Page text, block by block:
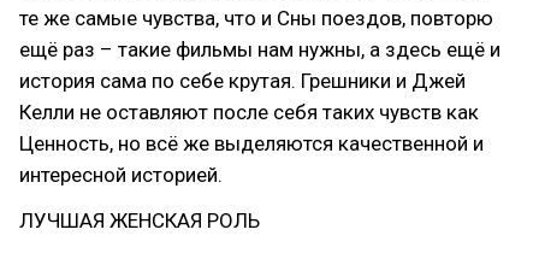
те же самые чувства, что и Сны поездов, повторю
ещё раз – такие фильмы нам нужны, а здесь ещё и
история сама по себе крутая. Грешники и Джей
Келли не оставляют после себя таких чувств как
Ценность, но всё же выделяются качественной и
интересной историей.
ЛУЧШАЯ ЖЕНСКАЯ РОЛЬ